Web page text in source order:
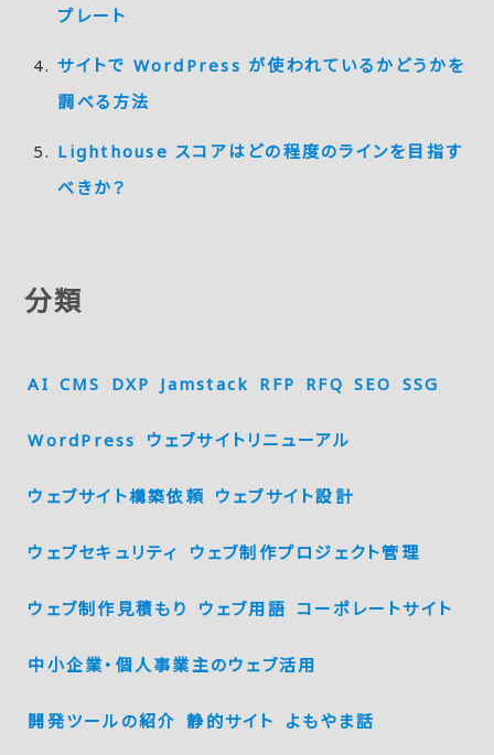
プレート
サイトで WordPress が使われているかどうかを
調べる方法
Lighthouse スコアはどの程度のラインを目指す
べきか？
分類
AI CMS DXP Jamstack RFP RFQ SEO SSG
WordPress ウェブサイトリニューアル
ウェブサイト構築依頼 ウェブサイト設計
ウェブセキュリティ ウェブ制作プロジェクト管理
ウェブ制作見積もり ウェブ用語 コーポレートサイト
中小企業・個人事業主のウェブ活用
開発ツールの紹介 静的サイト よもやま話